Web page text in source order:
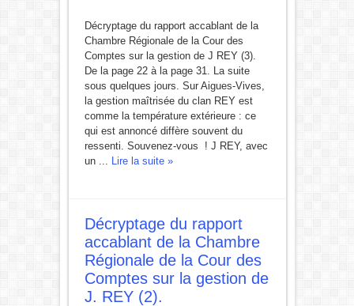
Décryptage du rapport accablant de la
Chambre Régionale de la Cour des
Comptes sur la gestion de J REY (3).
De la page 22 à la page 31. La suite
sous quelques jours. Sur Aigues-Vives,
la gestion maîtrisée du clan REY est
comme la température extérieure : ce
qui est annoncé diffère souvent du
ressenti. Souvenez-vous ! J REY, avec
un ... Lire la suite »
Décryptage du rapport
accablant de la Chambre
Régionale de la Cour des
Comptes sur la gestion de
J. REY (2).